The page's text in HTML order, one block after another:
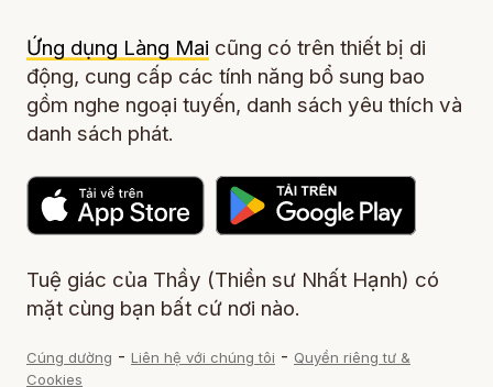
Ứng dụng Làng Mai cũng có trên thiết bị di
động, cung cấp các tính năng bổ sung bao
gồm nghe ngoại tuyến, danh sách yêu thích và
danh sách phát.
Tuệ giác của Thầy (Thiền sư Nhất Hạnh) có
mặt cùng bạn bất cứ nơi nào.
Cúng dường - Liên hệ với chúng tôi - Quyền riêng tư &
Cookies